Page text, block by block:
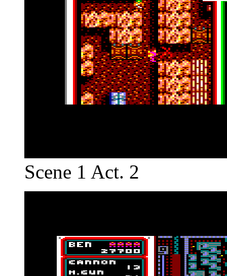
Scene 1 Act. 2